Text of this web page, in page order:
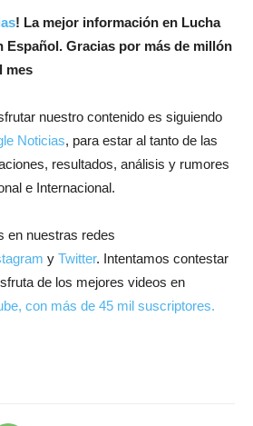
! La mejor información en Lucha
Español. Gracias por más de millón
mes
nuestro contenido es siguiendo
Noticias, para estar al tanto de las
resultados, análisis y rumores
e Internacional.
en nuestras redes
y Twitter. Intentamos contestar
de los mejores videos en
con más de 45 mil suscriptores.